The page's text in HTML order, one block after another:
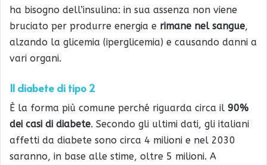
ha bisogno dell’insulina: in sua assenza non viene
bruciato per produrre energia e rimane nel sangue,
alzando la glicemia (iperglicemia) e causando danni a
vari organi.
Il diabete di tipo 2
È la forma più comune perché riguarda circa il 90%
dei casi di diabete. Secondo gli ultimi dati, gli italiani
affetti da diabete sono circa 4 milioni e nel 2030
saranno, in base alle stime, oltre 5 milioni. A